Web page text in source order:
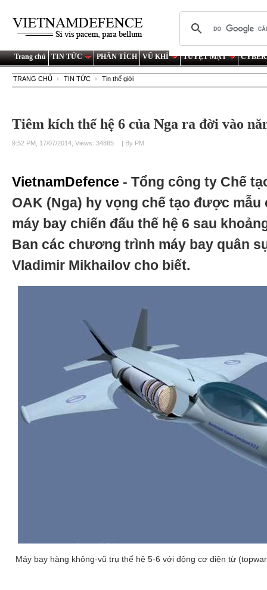
Trang chủ TIN TỨC PHÂN TÍCH VŨ KHÍ TUYỆT MẬT
TRANG CHỦ TIN TỨC Tin thế giới
Tiêm kích thế hệ 6 của Nga ra đời vào
9:52 PM, 17/07/2014, Views: 34885 | By PM
VietnamDefence - Tổng công ty Chế
OAK (Nga) hy vọng chế tạo được
máy bay chiến đấu thế hệ 6 sau
Ban các chương trình máy bay quân
Vladimir Mikhailov cho biết.
Máy bay hàng không-vũ trụ thế hệ 5-6 với động cơ điện từ